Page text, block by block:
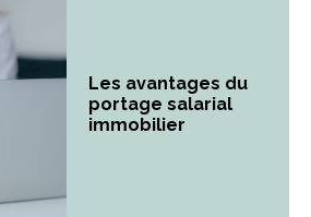
Les avantages du
portage salarial
immobilier